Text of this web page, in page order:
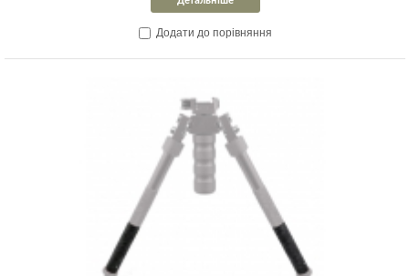
Додати до порівняння